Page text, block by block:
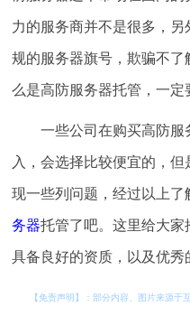
力的服务商并不是很多，
规的服务器旗号，欺骗不
么是高防服务器托管，一定
一些公司在购买高防
入，会选择比较便宜的，
现一些列问题，经过以上
务器托管了吧。这里给大家
具备良好的资质，以及优秀
【免责声明】：部分内容、图片来源于